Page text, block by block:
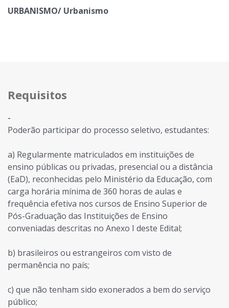
URBANISMO/ Urbanismo
Requisitos
-
Poderão participar do processo seletivo, estudantes:
a) Regularmente matriculados em instituições de
ensino públicas ou privadas, presencial ou a distância
(EaD), reconhecidas pelo Ministério da Educação, com
carga horária mínima de 360 horas de aulas e
frequência efetiva nos cursos de Ensino Superior de
Pós-Graduação das Instituições de Ensino
conveniadas descritas no Anexo I deste Edital;
b) brasileiros ou estrangeiros com visto de
permanência no país;
c) que não tenham sido exonerados a bem do serviço
público;